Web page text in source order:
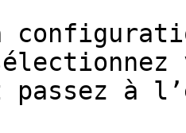
passez à